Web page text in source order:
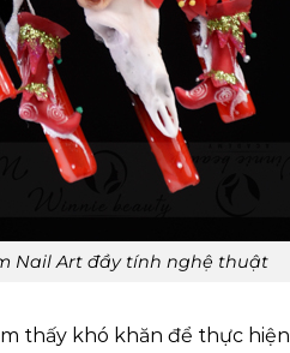
Nail Art đầy tính nghệ thuật
thấy khó khăn để thực